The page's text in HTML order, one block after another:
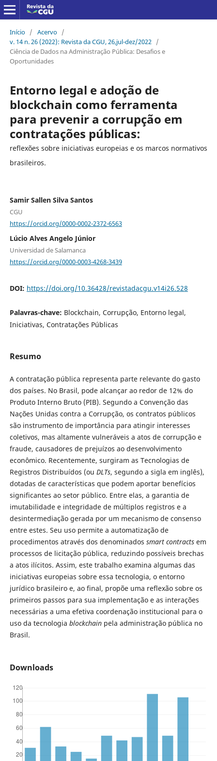
Início / Acervo /
v. 14 n. 26 (2022): Revista da CGU, 26,jul-dez/2022 /
Ciência de Dados na Administração Pública: Desafios e
Oportunidades
Entorno legal e adoção de
blockchain como ferramenta
para prevenir a corrupção em
contratações públicas:
reflexões sobre iniciativas europeias e os marcos normativos
brasileiros.
Samir Sallen Silva Santos
CGU
https://orcid.org/0000-0002-2372-6563
Lúcio Alves Angelo Júnior
Universidad de Salamanca
https://orcid.org/0000-0003-4268-3439
DOI: https://doi.org/10.36428/revistadacgu.v14i26.528
Palavras-chave: Blockchain, Corrupção, Entorno legal,
Iniciativas, Contratações Públicas
Resumo
A contratação pública representa parte relevante do gasto
dos países. No Brasil, pode alcançar ao redor de 12% do
Produto Interno Bruto (PIB). Segundo a Convenção das
Nações Unidas contra a Corrupção, os contratos públicos
são instrumento de importância para atingir interesses
coletivos, mas altamente vulneráveis a atos de corrupção e
fraude, causadores de prejuízos ao desenvolvimento
econômico. Recentemente, surgiram as Tecnologias de
Registros Distribuídos (ou DLTs, segundo a sigla em inglês),
dotadas de características que podem aportar benefícios
significantes ao setor público. Entre elas, a garantia de
imutabilidade e integridade de múltiplos registros e a
desintermediação gerada por um mecanismo de consenso
entre estes. Seu uso permite a automatização de
procedimentos através dos denominados smart contracts em
processos de licitação pública, reduzindo possíveis brechas
a atos ilícitos. Assim, este trabalho examina algumas das
iniciativas europeias sobre essa tecnologia, o entorno
jurídico brasileiro e, ao final, propõe uma reflexão sobre os
primeiros passos para sua implementação e as interações
necessárias a uma efetiva coordenação institucional para o
uso da tecnologia blockchainpela administração pública no
Brasil.
Downloads